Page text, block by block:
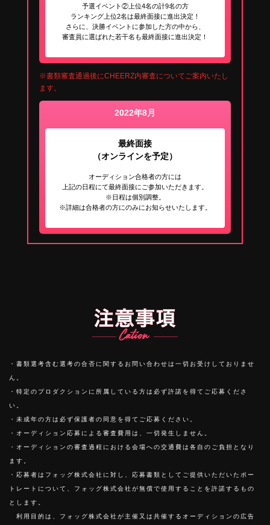
予選イベント②上位4名の計9名の方
ランキング上位2名は最終面接に進出決定！
さらに、決勝イベントに参加した方の中から、
審査員に選ばれた若干名も最終面接に進出決定！
※書類審査通過後にCHEERZ内審査についてご案内いたし
ます。
2022年8月
最終面接
（オンラインを予定）
オーディション合格者の方には
上記の日程にて最終面接にご参加いただきます。
※日程は個別調整。
※詳細は合格者の方にのみにお知らせいたします。
・書類選考含む選考の合否に関するお問い合わせは一切お受けしておりませ
ん。
・特定のプロダクションに所属している方は必ず許諾を得てご応募くださ
い。
・未成年の方は必ず保護者の同意を得てご応募ください。
・オーディション応募による審査費用は、一切発生しません。
・オーディションの審査過程における会場への交通費は各自のご負担となり
ます。
・応募者はフォッグ株式会社に対し、応募書類としてご提供いただいたポー
トレートについて、フォッグ株式会社が無償で使用することを許諾するもの
とします。
利用目的は、フォッグ株式会社が主催又は共催するオーディションの広告